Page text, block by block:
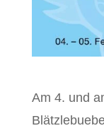
Am 4. und